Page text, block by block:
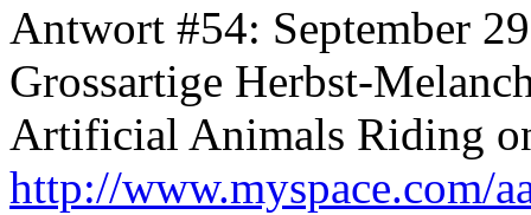
Antwort #54: September
Grossartige Herbst-
Artificial Animals Riding
http://www.myspace.com/